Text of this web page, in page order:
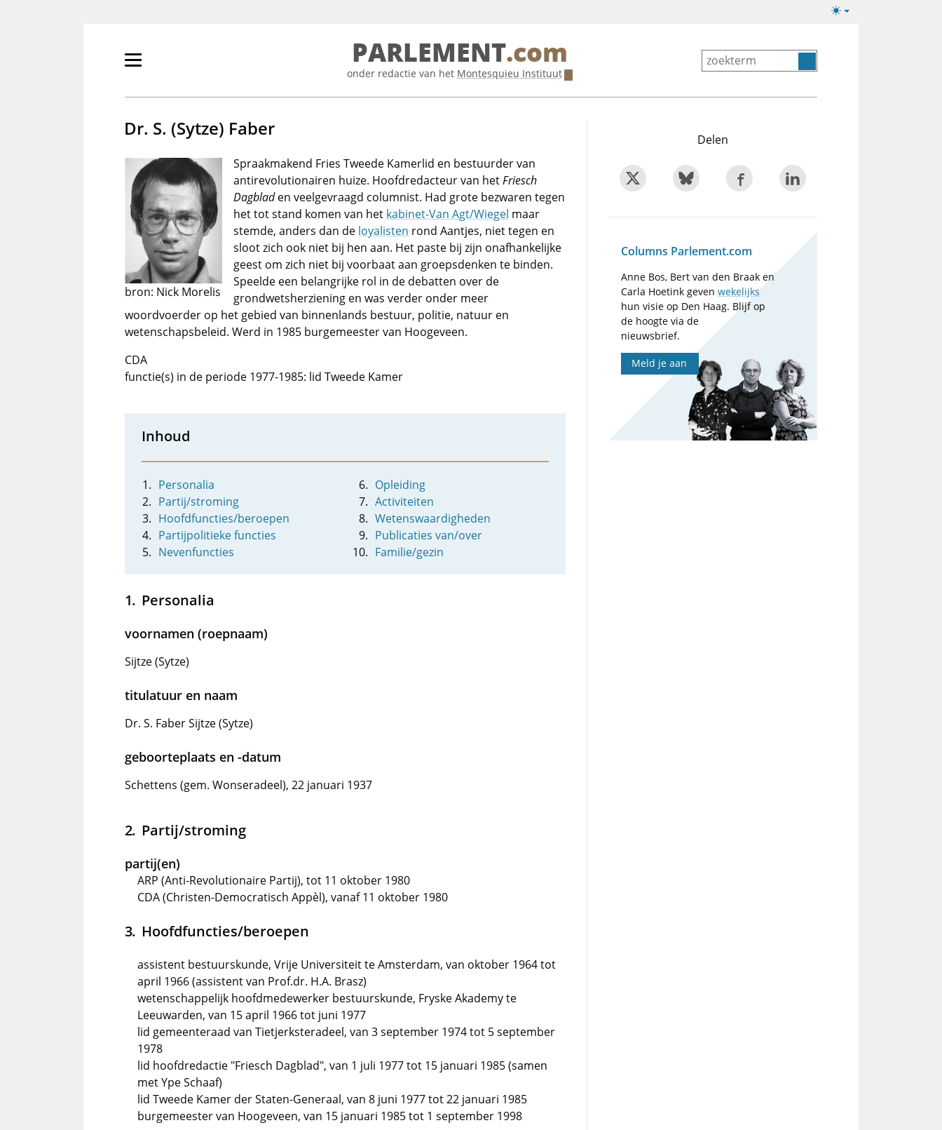
Lichte/donkere
Primair
tonen/verbergen
PARLEMENT.com
onder redactie van het Montesquieu Instituut
Dr. S. (Sytze) Faber
bron: Nick Morelis
Spraakmakend Fries Tweede Kamerlid en bestuurder van
antirevolutionairen huize. Hoofdredacteur van hetFriesch
Dagbladen veelgevraagd columnist. Had grote bezwaren tegen
het tot stand komen van het kabinet-Van Agt/Wiegel maar
stemde, anders dan de loyalisten rond Aantjes, niet tegen en
sloot zich ook niet bij hen aan. Het paste bij zijn onafhankelijke
geest om zich niet bij voorbaat aan groepsdenken te binden.
Speelde een belangrijke rol in de debatten over de
grondwetsherziening en was verder onder meer
woordvoerder op het gebied van binnenlands bestuur, politie, natuur en
wetenschapsbeleid. Werd in 1985 burgemeester van Hoogeveen.
CDA
functie(s) in de periode 1977-1985: lid Tweede Kamer
Inhoud
Personalia
Partij/stroming
Hoofdfuncties/beroepen
Partijpolitieke functies
Nevenfuncties
Opleiding
Activiteiten
Wetenswaardigheden
Publicaties van/over
Familie/gezin
Personalia
voornamen (roepnaam)
Sijtze (Sytze)
titulatuur en naam
Dr. S. Faber Sijtze (Sytze)
geboorteplaats en -datum
Schettens (gem. Wonseradeel), 22 januari 1937
Partij/stroming
partij(en)
ARP (Anti-Revolutionaire Partij), tot 11 oktober 1980
CDA (Christen-Democratisch Appèl), vanaf 11 oktober 1980
Hoofdfuncties/beroepen
assistent bestuurskunde, Vrije Universiteit te Amsterdam, van oktober 1964 tot
april 1966 (assistent van Prof.dr. H.A. Brasz)
wetenschappelijk hoofdmedewerker bestuurskunde, Fryske Akademy te
Leeuwarden, van 15 april 1966 tot juni 1977
lid gemeenteraad van Tietjerksteradeel, van 3 september 1974 tot 5 september
1978
lid hoofdredactie "Friesch Dagblad", van 1 juli 1977 tot 15 januari 1985 (samen
met Ype Schaaf)
lid Tweede Kamer der Staten-Generaal, van 8 juni 1977 tot 22 januari 1985
burgemeester van Hoogeveen, van 15 januari 1985 tot 1 september 1998
Delen
Columns Parlement.com
Anne Bos, Bert van den Braak en
Carla Hoetink gevenwekelijks
hun visie op Den Haag. Blijf op
de hoogte via de
nieuwsbrief.
Meld je aan